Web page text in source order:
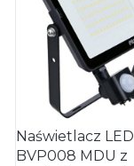
Naświetlacz LED
BVP008 MDU z